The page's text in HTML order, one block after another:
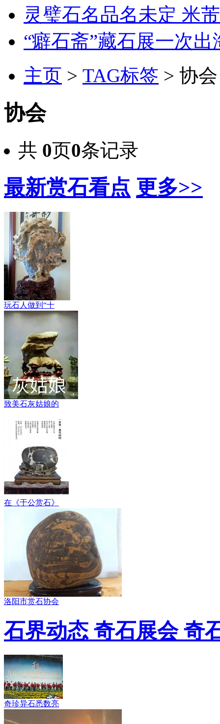
灵璧石名品名未定 米
“癖石斋”藏石展​一次
主页 > TAG标签 > 协会
协会
共 0页0条记录
最新赏石看点 更多>>
玩石人做到“十
致美石灰姑娘的
在《于公赏石》
洛阳市赏石协会
石界动态 奇石展会 奇
奇珍异石悉数亮